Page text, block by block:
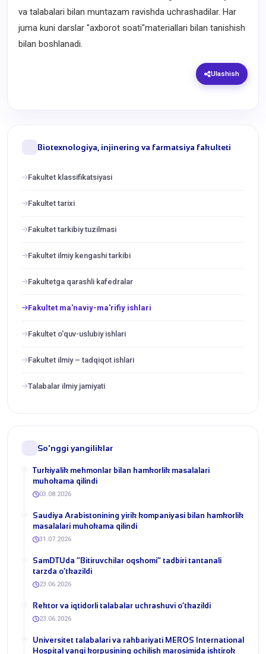
va talabalari bilan muntazam ravishda uchrashadilar. Har
juma kuni darslar "axborot soati"materiallari bilan tanishish
bilan boshlanadi.
Ulashish
Biotexnologiya, injinering va farmatsiya fakulteti
Fakultet klassifikatsiyasi
Fakultet tarixi
Fakultet tarkibiy tuzilmasi
Fakultet ilmiy kengashi tarkibi
Fakultetga qarashli kafedralar
Fakultet ma'naviy-ma'rifiy ishlari
Fakultet o'quv-uslubiy ishlari
Fakultet ilmiy – tаdqiqot ishlаri
Talabalar ilmiy jamiyati
So'nggi yangiliklar
Turkiyalik mehmonlar bilan hamkorlik masalalari
muhokama qilindi
03.08.2026
​Saudiya Arabistonining yirik kompaniyasi bilan hamkorlik
masalalari muhokama qilindi
31.07.2026
​SamDTUda “Bitiruvchilar oqshomi” tadbiri tantanali
tarzda o‘tkazildi
23.06.2026
​Rektor va iqtidorli talabalar uchrashuvi o‘tkazildi
23.06.2026
Universitet talabalari va rahbariyati MEROS International
Hospital yangi korpusining ochilish marosimida ishtirok